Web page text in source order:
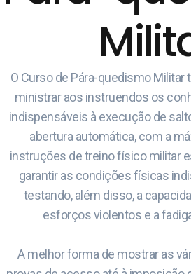
O Curso de Pára-quedismo Militar
ministrar aos instruendos os
indispensáveis à execução de
abertura automática, com a
instruções de treino físico militar
garantir as condições físicas
testando, além disso, a
esforços violentos e a
A melhor forma de mostrar as